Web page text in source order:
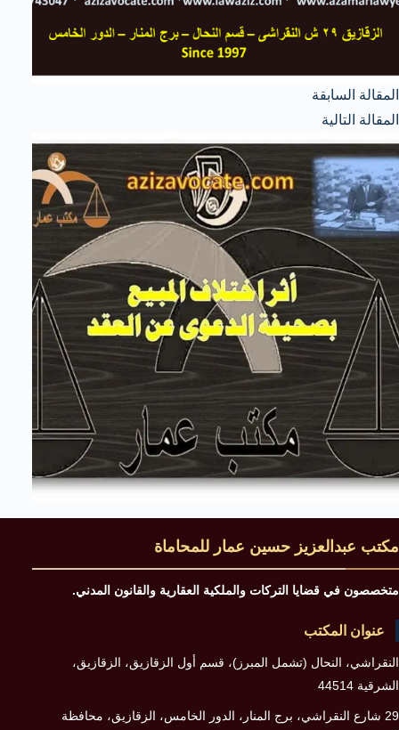
المقالة السابقة
المقالة التالية
مكتب عبدالعزيز حسين عمار للمحاماة
متخصصون في قضايا التركات والملكية العقارية والقانون المدني.
عنوان المكتب
النقراشي، النحال (تشمل المبرز)، قسم أول الزقازيق، الزقازيق،
الشرقية 44514
29 شارع النقراشي، برج المنار، الدور الخامس، الزقازيق، محافظة